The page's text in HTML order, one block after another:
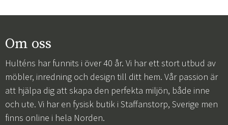
Om oss
Hulténs har funnits i över 40 år. Vi har ett stort utbud av
möbler, inredning och design till ditt hem. Vår passion är
att hjälpa dig att skapa den perfekta miljön, både inne
och ute. Vi har en fysisk butik i Staffanstorp, Sverige men
finns online i hela Norden.